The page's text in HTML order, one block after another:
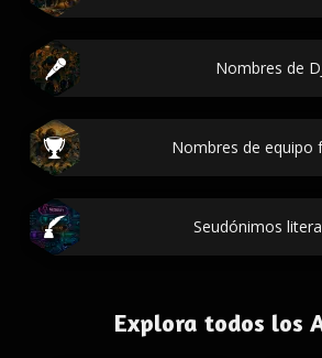
Nombres de
Nombres de equipo
Seudónimos
Explora todos los